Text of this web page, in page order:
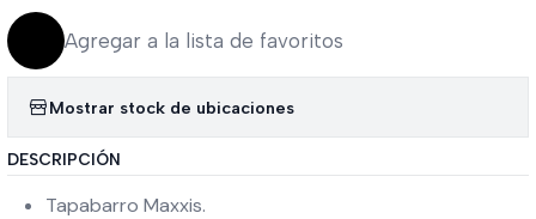
Agregar a la lista de favoritos
Mostrar stock de ubicaciones
DESCRIPCIÓN
Tapabarro Maxxis.